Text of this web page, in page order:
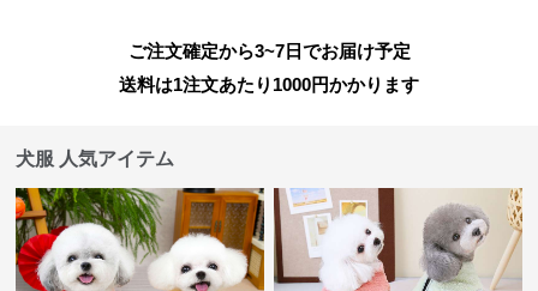
ご注文確定から3~7日でお届け予定
送料は1注文あたり 1000円かかります
犬服 人気アイテム